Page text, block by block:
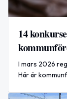
14
I mars 2026
Här är